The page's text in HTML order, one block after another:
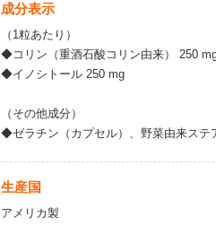
成分表示
（1粒あたり）
◆コリン（重酒石酸コリン由来） 250
◆イノシトール 250 mg
（その他成分）
◆ゼラチン（カプセル）、野菜由来ステ
生産国
アメリカ製